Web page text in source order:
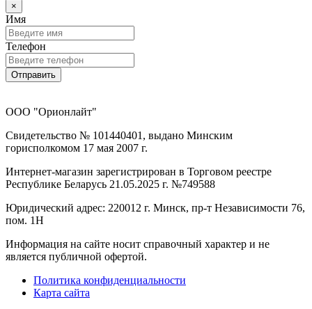
×
Имя
Телефон
Отправить
ООО "Орионлайт"
Свидетельство № 101440401, выдано Минским
горисполкомом 17 мая 2007 г.
Интернет-магазин зарегистрирован в Торговом реестре
Республике Беларусь 21.05.2025 г. №749588
Юридический адрес: 220012 г. Минск, пр-т Независимости 76,
пом. 1Н
Информация на сайте носит справочный характер и не
является публичной офертой.
Политика конфиденциальности
Карта сайта